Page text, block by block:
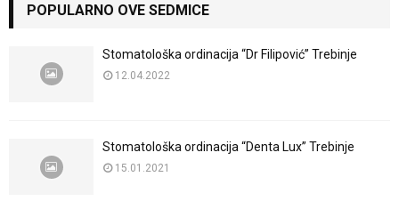
POPULARNO OVE SEDMICE
Stomatološka ordinacija “Dr Filipović” Trebinje
12.04.2022
Stomatološka ordinacija “Denta Lux” Trebinje
15.01.2021